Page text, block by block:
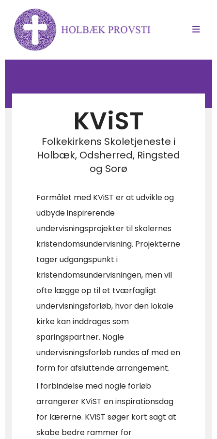
KViST
Folkekirkens Skoletjeneste i
Holbæk, Odsherred, Ringsted
og Sorø
Formålet med KViST er at udvikle og
udbyde inspirerende
undervisningsprojekter til skolernes
kristendomsundervisning. Projekterne
tager udgangspunkt i
kristendomsundervisningen, men vil
ofte lægge op til et tværfagligt
undervisningsforløb, hvor den lokale
kirke kan inddrages som
sparingspartner. Nogle
undervisningsforløb rundes af med en
form for afsluttende arrangement.
I forbindelse med nogle forløb
arrangerer KViST en inspirationsdag
for lærerne. KViST søger kort sagt at
skabe bedre rammer for